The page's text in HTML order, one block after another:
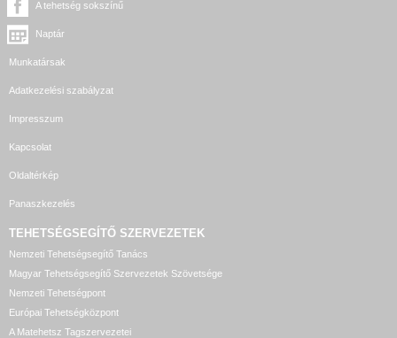
A tehetség sokszínű
Naptár
Munkatársak
Adatkezelési szabályzat
Impresszum
Kapcsolat
Oldaltérkép
Panaszkezelés
TEHETSÉGSEGÍTŐ SZERVEZETEK
Nemzeti Tehetségsegítő Tanács
Magyar Tehetségsegítő Szervezetek Szövetsége
Nemzeti Tehetségpont
Európai Tehetségközpont
A Matehetsz Tagszervezetei